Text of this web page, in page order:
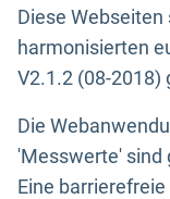
Diese
harmonisierten
V2.1.2 (08-2018)
Die
'Messwerte' sind
Eine